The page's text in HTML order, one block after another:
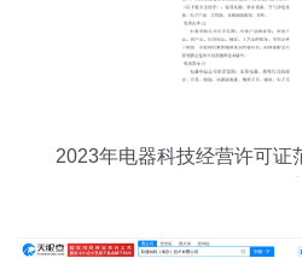
2023年电器科技经营许可证